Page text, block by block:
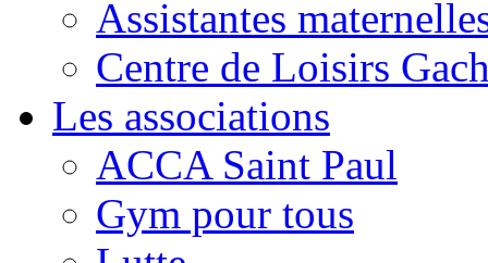
Assistantes
Centre de Loisirs
Les associations
ACCA Saint Paul
Gym pour tous